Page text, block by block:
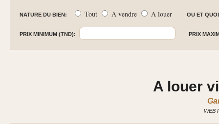
NATURE DU BIEN: Tout A vendre A louer OU ET
PRIX MINIMUM (TND): PRIX
A louer
WEB